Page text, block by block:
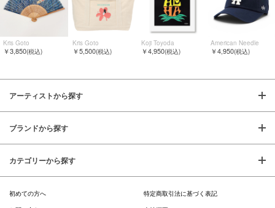
Kris Goto
￥3,850(税込)
Kris Goto
￥5,500(税込)
Koji Toyoda
￥4,950(税込)
American Needle
￥4,950(税込)
アーティストから探す
ブランドから探す
カテゴリーから探す
初めての方へ
特定商取引法に基づく表記